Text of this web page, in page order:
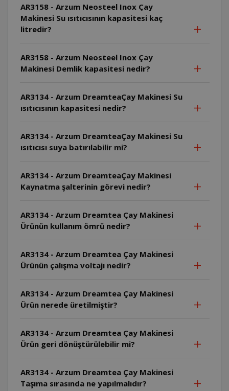
AR3158 - Arzum Neosteel Inox Çay
Makinesi Su ısıtıcısının kapasitesi kaç
litredir?
AR3158 - Arzum Neosteel Inox Çay
Makinesi Demlik kapasitesi nedir?
AR3134 - Arzum DreamteaÇay Makinesi Su
ısıtıcısının kapasitesi nedir?
AR3134 - Arzum DreamteaÇay Makinesi Su
ısıtıcısı suya batırılabilir mi?
AR3134 - Arzum DreamteaÇay Makinesi
Kaynatma şalterinin görevi nedir?
AR3134 - Arzum Dreamtea Çay Makinesi
Ürünün kullanım ömrü nedir?
AR3134 - Arzum Dreamtea Çay Makinesi
Ürünün çalışma voltajı nedir?
AR3134 - Arzum Dreamtea Çay Makinesi
Ürün nerede üretilmiştir?
AR3134 - Arzum Dreamtea Çay Makinesi
Ürün geri dönüştürülebilir mi?
AR3134 - Arzum Dreamtea Çay Makinesi
Taşıma sırasında ne yapılmalıdır?